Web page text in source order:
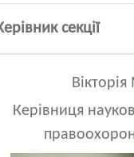
секції
Керівниця